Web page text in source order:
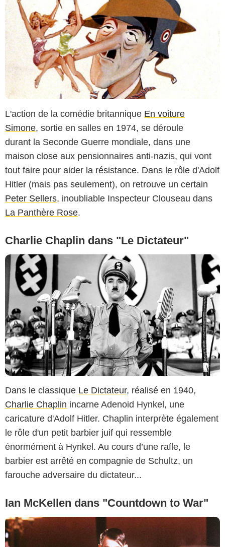
L'action de la comédie britannique En voiture
Simone, sortie en salles en 1974, se déroule
durant la Seconde Guerre mondiale, dans une
maison close aux pensionnaires anti-nazis, qui vont
tout faire pour aider la résistance. Dans le rôle d'Adolf
Hitler (mais pas seulement), on retrouve un certain
Peter Sellers, inoubliable Inspecteur Clouseau dans
La Panthère Rose.
Charlie Chaplin dans "Le Dictateur"
Dans le classique Le Dictateur, réalisé en 1940,
Charlie Chaplin incarne Adenoid Hynkel, une
caricature d'Adolf Hitler. Chaplin interprète également
le rôle d'un petit barbier juif qui ressemble
énormément à Hynkel. Au cours d’une rafle, le
barbier est arrêté en compagnie de Schultz, un
farouche adversaire du dictateur...
Ian McKellen dans "Countdown to War"